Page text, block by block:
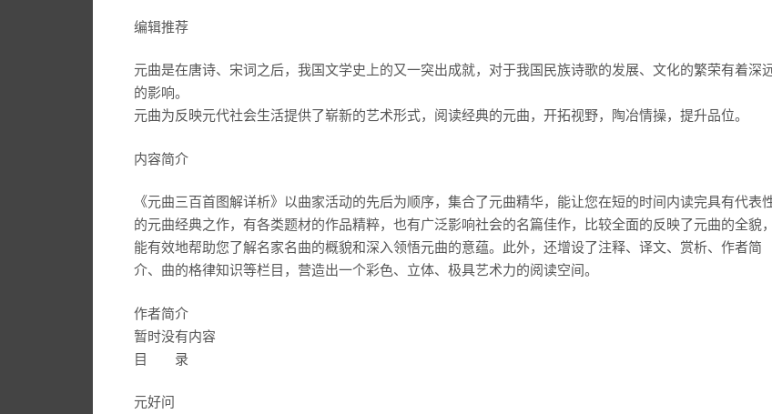
编辑推荐
元曲是在唐诗、宋词之后，我国文学史上的又一突出成就，对于我国民族诗歌的发展、文化的繁荣有着深
的影响。
元曲为反映元代社会生活提供了崭新的艺术形式，阅读经典的元曲，开拓视野，陶冶情操，提升品位。
内容简介
《元曲三百首图解详析》以曲家活动的先后为顺序，集合了元曲精华，能让您在短的时间内读完具有代表
的元曲经典之作，有各类题材的作品精粹，也有广泛影响社会的名篇佳作，比较全面的反映了元曲的全貌，
能有效地帮助您了解名家名曲的概貌和深入领悟元曲的意蕴。此外，还增设了注释、译文、赏析、作者简
介、曲的格律知识等栏目，营造出一个彩色、立体、极具艺术力的阅读空间。
作者简介
暂时没有内容
目 录
元好问